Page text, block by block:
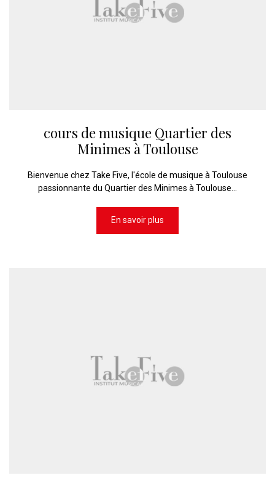
cours de musique Quartier des
Minimes à Toulouse
Bienvenue chez Take Five, l'école de musique à Toulouse
passionnante du Quartier des Minimes à Toulouse...
En savoir plus